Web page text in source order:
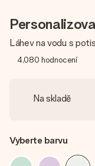
Láhev na vodu s
4,080 hodnocení
Na skladě
Vyberte barvu